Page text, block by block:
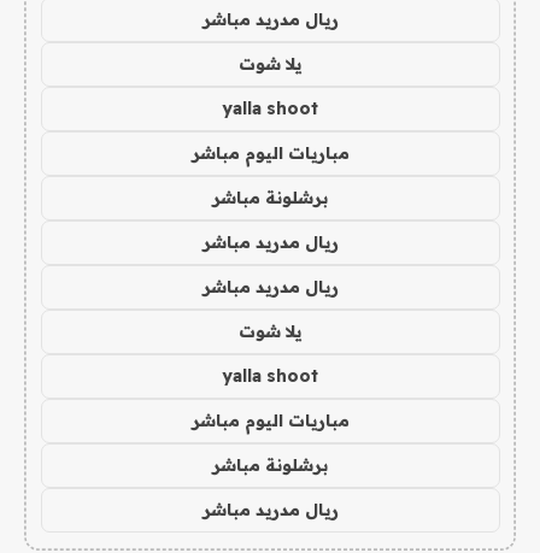
ريال مدريد مباشر
يلا شوت
yalla shoot
مباريات اليوم مباشر
برشلونة مباشر
ريال مدريد مباشر
ريال مدريد مباشر
يلا شوت
yalla shoot
مباريات اليوم مباشر
برشلونة مباشر
ريال مدريد مباشر